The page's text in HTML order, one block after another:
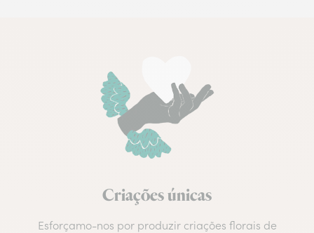
Criações únicas
Esforçamo-nos por produzir criações florais de